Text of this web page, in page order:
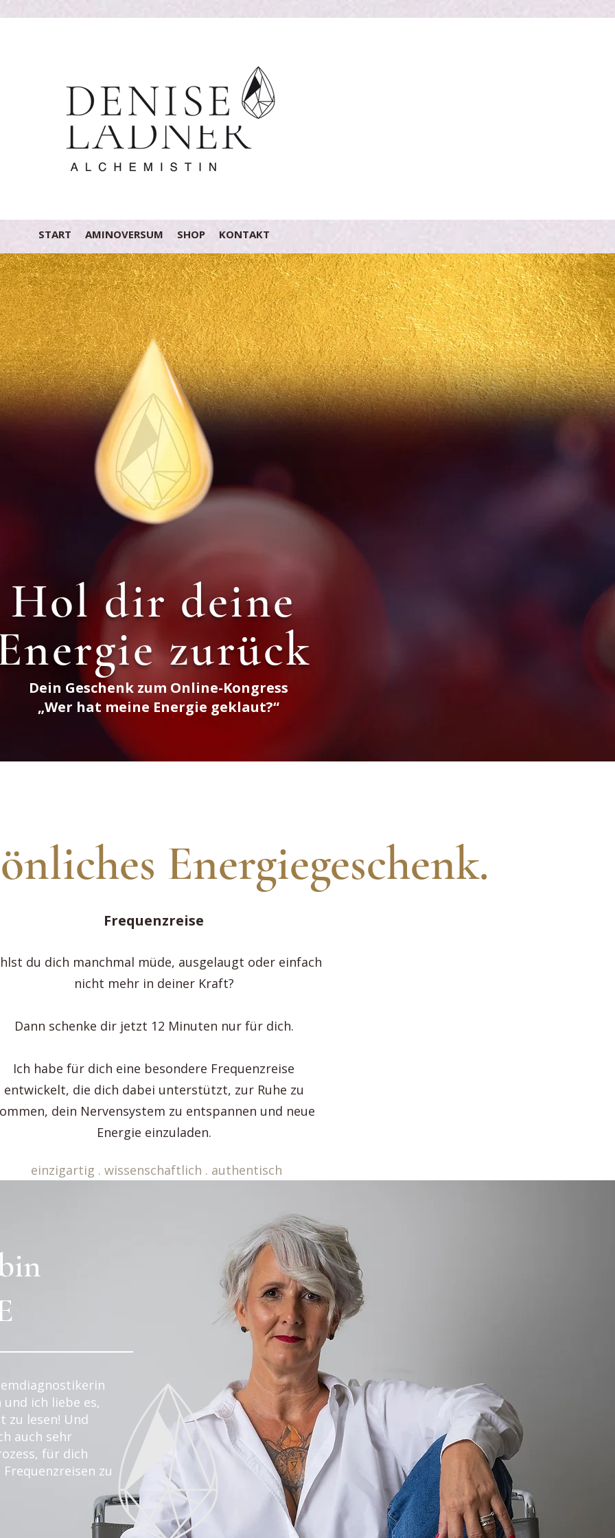
START AMINOVERSUM SHOP KONTAKT
Hol dir deine
zurück
Dein Geschenk zum Online-Kongress
„Wer hat meine Energie geklaut?“
Energiegeschenk.
Frequenzreise
du dich manchmal müde, ausgelaugt oder einfach
nicht mehr in deiner Kraft?
Dann schenke dir jetzt 12 Minuten nur für dich.
Ich habe für dich eine besondere Frequenzreise
entwickelt, die dich dabei unterstützt, zur Ruhe zu
dein Nervensystem zu entspannen und neue
Energie einzuladen.
einzigartig . wissenschaftlich . authentisch
ich liebe es,
zu lesen! Und
auch sehr
für dich
zu